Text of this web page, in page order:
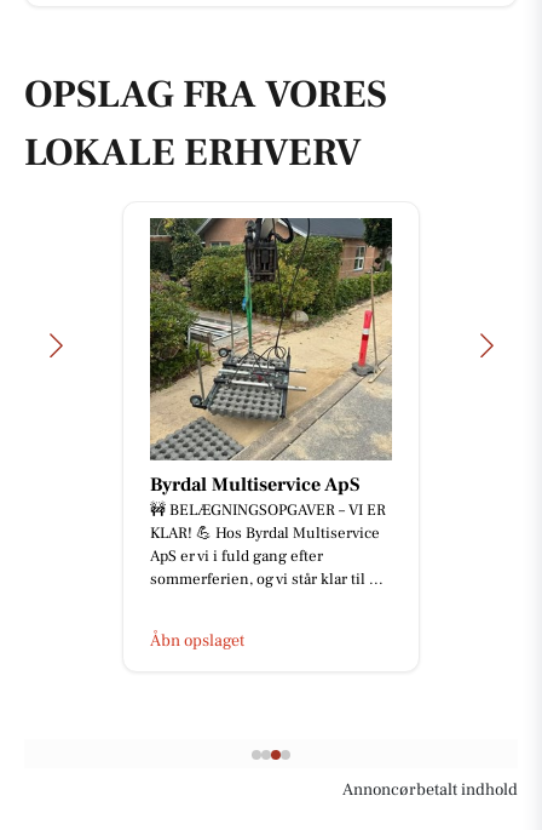
OPSLAG FRA VORES
LOKALE ERHVERV
Mæglerhuset Vestkysten
I/S
‼️ NY PRIS - NU 1.695.000 KR. ‼️
HYGGELIGT SOMMERHUS I
HJERTET AF LØNSTRUP ✨ 📍 M
Hjørring He...
Annoncørbetalt indhold